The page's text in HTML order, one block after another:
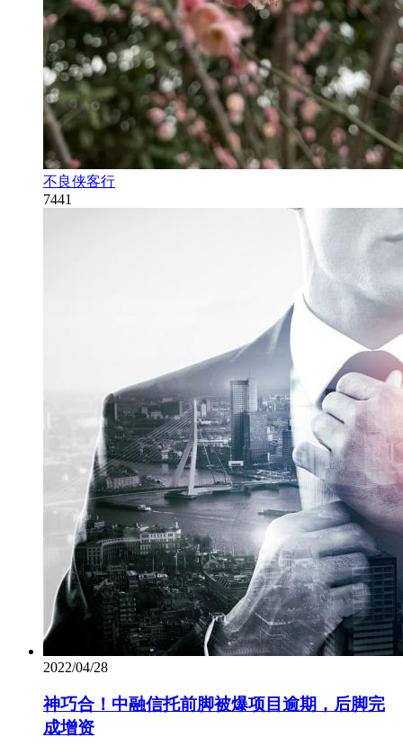
不良侠客行
7441
2022/04/28
神巧合！中融信托前脚被爆项目逾期，后脚完
成增资